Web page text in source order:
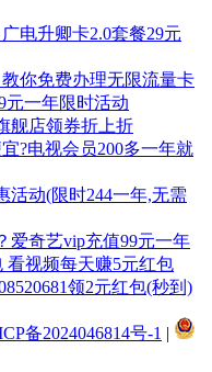
电升卿卡2.0套餐29元
你免费办理无限流量卡
元一年限时活动
舰店领券折上折
?电视会员200多一年就
活动(限时244一年,无需
爱奇艺vip充值99元一年
看视频每天赚5元红包
领2元红包(秒到)
备2024046814号-1 |